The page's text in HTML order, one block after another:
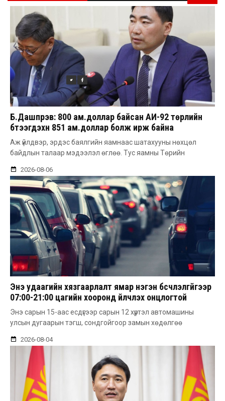
Б.Дашпүрэв: 800 ам.доллар байсан АИ-92 төрлийн
бүтээгдэхүүн 851 ам.доллар болж ирж байна
Аж үйлдвэр, эрдэс баялгийн яамнаас шатахууны нөхцөл
байдлын талаар мэдээлэл өглөө. Тус яамны Төрийн
2026-08-06
Энэ удаагийн хязгаарлалт ямар нэгэн бүсчлэлгүйгээр
07:00-21:00 цагийн хооронд үйлчлэх онцлогтой
Энэ сарын 15-аас есдүгээр сарын 12 хүртэл автомашины
улсын дугаарын тэгш, сондгойгоор замын хөдөлгөө
2026-08-04